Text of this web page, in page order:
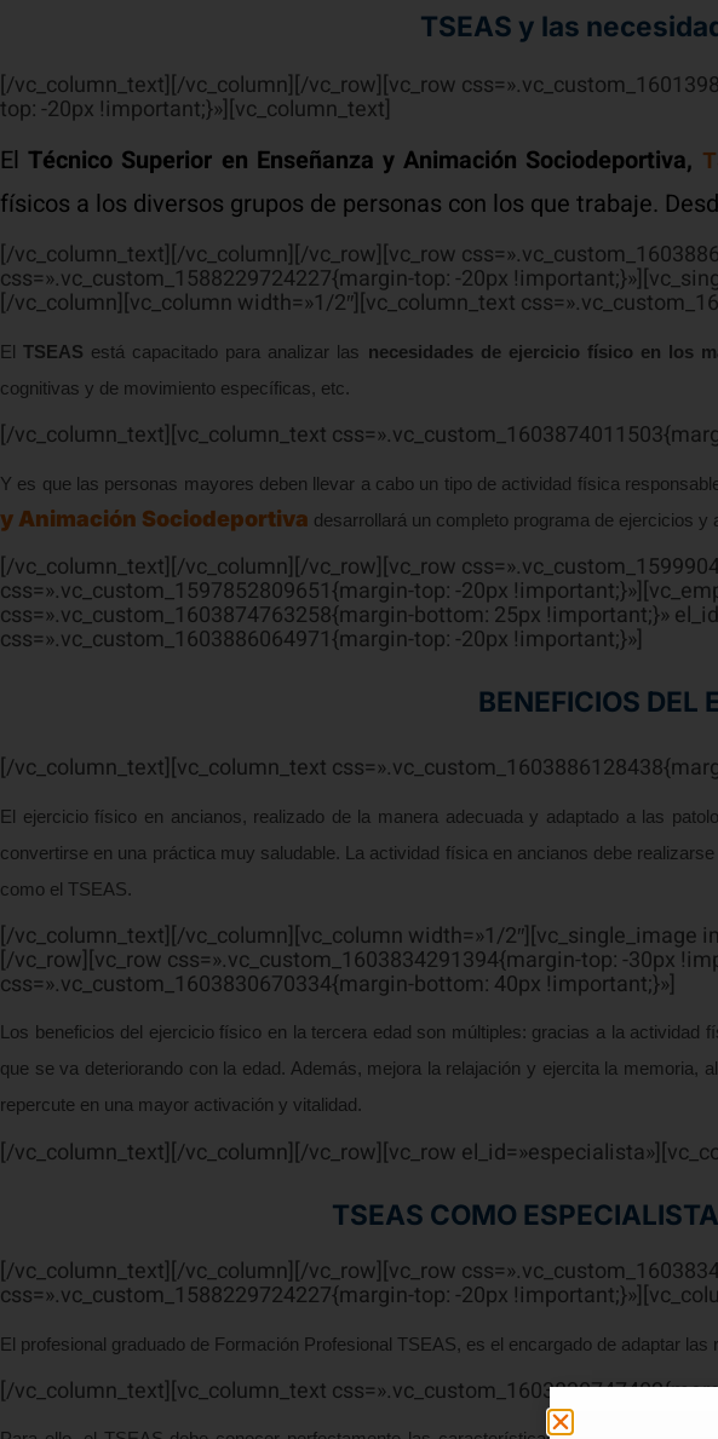
TSEAS y las
[/vc_column_text][/vc_column][/vc_row][vc_row
top: -20px !important;}»][vc_column_text]
ElTécnico Superior en Enseñanza y Animación Sociodeportiva,
físicos a los diversos grupos de personas con los que trabaje.
[/vc_column_text][/vc_column][/vc_row][vc_row
css=».vc_custom_1588229724227{margin-top: -20px
[/vc_column][vc_column width=»1/2″][vc_column_text
ElTSEAS está capacitado para analizar las necesidades de ejercicio físico en los
cognitivas y de movimiento específicas, etc.
[/vc_column_text][vc_column_text
Y es que las personas mayores deben llevar a cabo un tipo de actividad física
y Animación Sociodeportiva desarrollará un completo programa de ejercicios
[/vc_column_text][/vc_column][/vc_row][vc_row
css=».vc_custom_1597852809651{margin-top: -20px
css=».vc_custom_1603874763258{margin-bottom: 25px !important;}»
css=».vc_custom_1603886064971{margin-top: -20px !important;}»]
BENEFICIOS DEL
[/vc_column_text][vc_column_text
El ejercicio físico en ancianos, realizado de la manera adecuada y adaptado a las
convertirse en una práctica muy saludable. La actividad física en ancianos debe
como el TSEAS.
[/vc_column_text][/vc_column][vc_column width=»1/2″][vc_single_image
[/vc_row][vc_row css=».vc_custom_1603834291394{margin-top: -30px
css=».vc_custom_1603830670334{margin-bottom: 40px !important;}»]
Los beneficios del ejercicio físico en la tercera edad son múltiples: gracias a la
que se va deteriorando con la edad. Además, mejora la relajación y ejercita la
repercute en una mayor activación y vitalidad.
[/vc_column_text][/vc_column][/vc_row][vc_row
TSEAS COMO
[/vc_column_text][/vc_column][/vc_row][vc_row
css=».vc_custom_1588229724227{margin-top: -20px
El profesional graduado de Formación Profesional TSEAS, es el encargado de adaptar
[/vc_column_text][vc_column_text